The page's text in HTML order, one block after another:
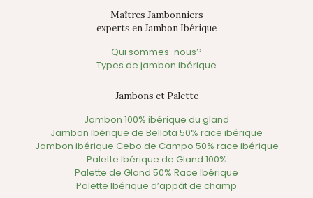
Maîtres Jambonniers
experts en Jambon Ibérique
Qui sommes-nous?
Types de jambon ibérique
Jambons et Palette
Jambon 100% ibérique du gland
Jambon Ibérique de Bellota 50% race ibérique
Jambon ibérique Cebo de Campo 50% race ibérique
Palette Ibérique de Gland 100%
Palette de Gland 50% Race Ibérique
Palette Ibérique d’appât de champ